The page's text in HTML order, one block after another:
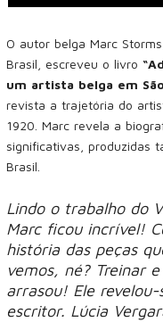
O autor belga Marc
Brasil, escreveu o livro
um artista belga em
revista a trajetória do
1920. Marc revela a
significativas, produzidas
Brasil.
Lindo o trabalho do
Marc ficou incrível!
história das peças
vemos, né? Treinar
arrasou! Ele
escritor. Lúcia